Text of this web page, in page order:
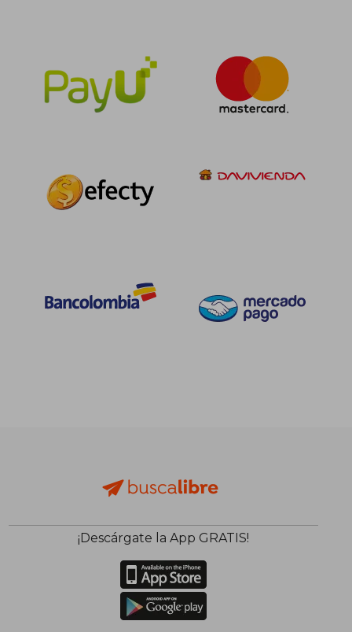
55%
dcto.
$ 173.469
$ 78.061
55%
dcto. $
¡Descárgate la App GRATIS!